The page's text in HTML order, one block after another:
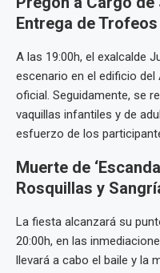
Entrega de Trofeos
A las 19:00h, el exalcalde
escenario en el edificio
oficial. Seguidamente, se
vaquillas infantiles y de
esfuerzo de los
Muerte de
Rosquillas y
La fiesta alcanzará su
20:00h, en las
llevará a cabo el baile y la